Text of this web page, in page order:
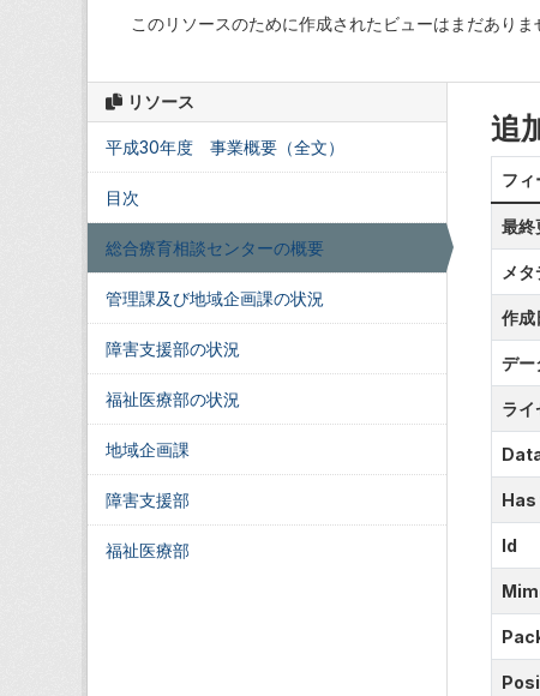
このリソースのために作成されたビューはまだありま
リソース
平成30年度 事業概要（全文）
目次
総合療育相談センターの概要
管理課及び地域企画課の状況
障害支援部の状況
福祉医療部の状況
地域企画課
障害支援部
福祉医療部
追
フィ
最終
メ
作成
デー
ライ
Id